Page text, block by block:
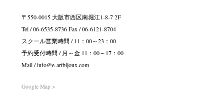
〒550-0015 大阪市西区南堀江1-8-7 2F
Tel / 06-6535-8736 Fax / 06-6121-8704
スクール営業時間 / 11：00～23：00
予約受付時間 / 月～金 11：00～17：00
Mail / info@e-artbijoux.com
Google Map >